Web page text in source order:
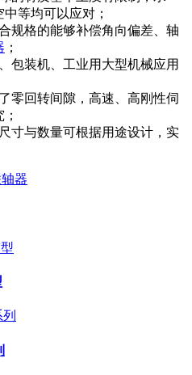
等均可以应对；
规格的能够补偿角向偏差、轴
；
包装机、工业用大型机械应用
零回转间隙，高速、高刚性伺
寸与数量可根据用途设计，实
器